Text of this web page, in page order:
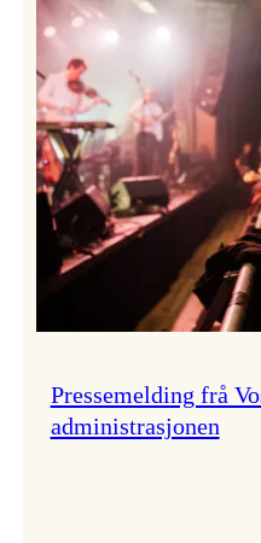
søkjer
Pressemelding frå
administrasjonen